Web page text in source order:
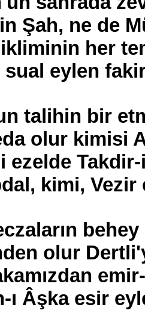
Şah, ne de
her
sual eylen
talihin bir
olur kimisi
ezelde
kimi, Vezir
olur
ı Âşka esir